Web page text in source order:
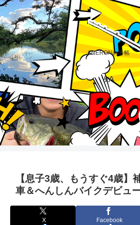
ANERONの手帳
&A
【息子3歳、もうすぐ4歳】
車＆へんしんバイクデビュ
X Facebook